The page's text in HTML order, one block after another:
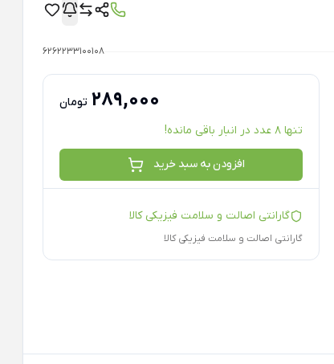
6262233100108
289,000 تومان
تنها 8 عدد در انبار باقی مانده!
افزودن به سبد خرید
گارانتی اصالت و سلامت فیزیکی کالا
گارانتی اصالت و سلامت فیزیکی کالا